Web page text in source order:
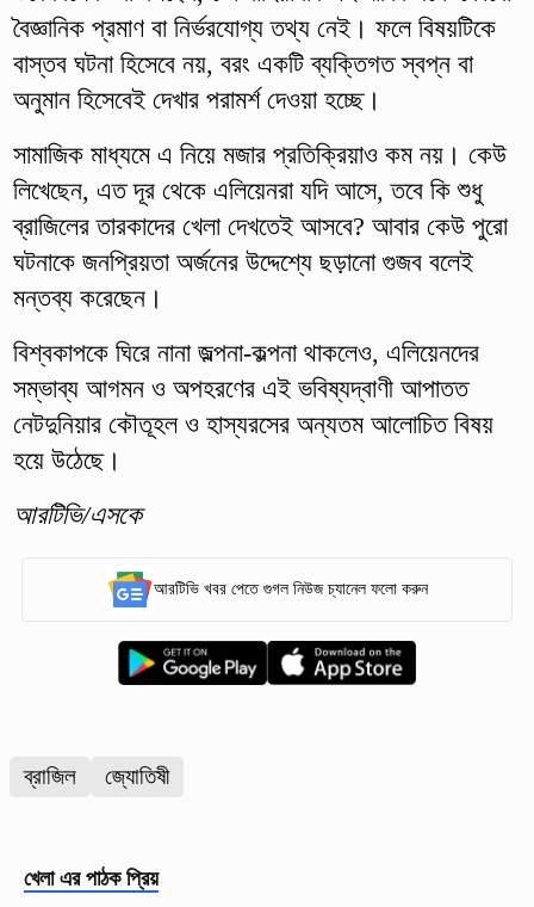
বৈজ্ঞানিক প্রমাণ বা নির্ভরযোগ্য তথ্য নেই। ফলে বিষয়টিকে
বাস্তব ঘটনা হিসেবে নয়, বরং একটি ব্যক্তিগত স্বপ্ন বা
অনুমান হিসেবেই দেখার পরামর্শ দেওয়া হচ্ছে।
সামাজিক মাধ্যমে এ নিয়ে মজার প্রতিক্রিয়াও কম নয়। কেউ
লিখেছেন, এত দূর থেকে এলিয়েনরা যদি আসে, তবে কি শুধু
ব্রাজিলের তারকাদের খেলা দেখতেই আসবে? আবার কেউ পুরো
ঘটনাকে জনপ্রিয়তা অর্জনের উদ্দেশ্যে ছড়ানো গুজব বলেই
মন্তব্য করেছেন।
বিশ্বকাপকে ঘিরে নানা জল্পনা-কল্পনা থাকলেও, এলিয়েনদের
সম্ভাব্য আগমন ও অপহরণের এই ভবিষ্যদ্বাণী আপাতত
নেটদুনিয়ার কৌতূহল ও হাস্যরসের অন্যতম আলোচিত বিষয়
হয়ে উঠেছে।
আরটিভি/এসকে
আরটিভি খবর পেতে গুগল নিউজ চ্যানেল ফলো করুন
ব্রাজিল জ্যোতিষী
খেলা এর পাঠক প্রিয়